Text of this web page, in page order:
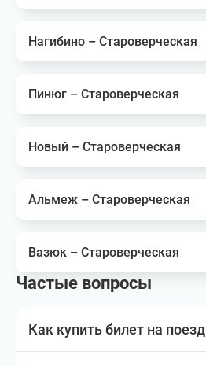
Нагибино – Староверческая
Пинюг – Староверческая
Новый – Староверческая
Альмеж – Староверческая
Вазюк – Староверческая
Частые вопросы
Как купить билет на поезд